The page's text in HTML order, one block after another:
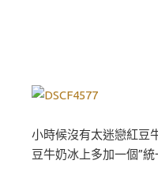
小時候沒有太迷戀紅豆
豆牛奶冰上多加一個”統